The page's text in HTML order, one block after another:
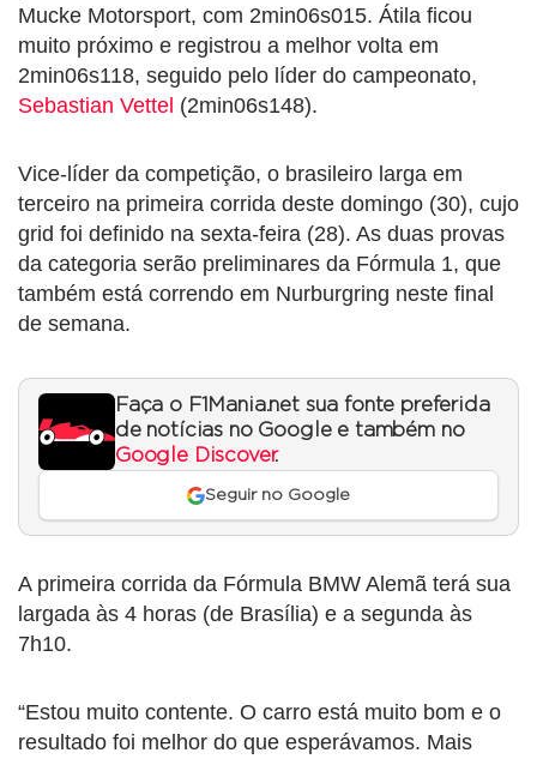
Mucke Motorsport, com 2min06s015. Átila ficou
muito próximo e registrou a melhor volta em
2min06s118, seguido pelo líder do campeonato,
Sebastian Vettel (2min06s148).
Vice-líder da competição, o brasileiro larga em
terceiro na primeira corrida deste domingo (30), cujo
grid foi definido na sexta-feira (28). As duas provas
da categoria serão preliminares da Fórmula 1, que
também está correndo em Nurburgring neste final
de semana.
Faça o F1Mania.net sua fonte preferida
de notícias no Google e também no
Google Discover.
Seguir no Google
A primeira corrida da Fórmula BMW Alemã terá sua
largada às 4 horas (de Brasília) e a segunda às
7h10.
“Estou muito contente. O carro está muito bom e o
resultado foi melhor do que esperávamos. Mais